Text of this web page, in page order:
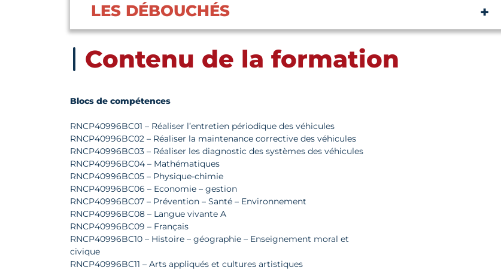
LES DÉBOUCHÉS
Contenu de la formation
Blocs de compétences
RNCP40996BC01 – Réaliser l’entretien périodique des véhicules
RNCP40996BC02 – Réaliser la maintenance corrective des véhicules
RNCP40996BC03 – Réaliser les diagnostic des systèmes des véhicules
RNCP40996BC04 – Mathématiques
RNCP40996BC05 – Physique-chimie
RNCP40996BC06 – Economie – gestion
RNCP40996BC07 – Prévention – Santé – Environnement
RNCP40996BC08 – Langue vivante A
RNCP40996BC09 – Français
RNCP40996BC10 – Histoire – géographie – Enseignement moral et
civique
RNCP40996BC11 – Arts appliqués et cultures artistiques